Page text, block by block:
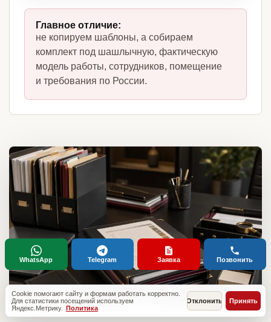
Главное отличие:
не копируем шаблоны, а собираем
комплект под шашлычную, фактическую
модель работы, сотрудников, помещение
и требования по России.
Cookie помогают сайту и формам работать корректно.
Для статистики посещений используем
Яндекс.Метрику. Политика
Отклонить Принять
WhatsApp Telegram Заявка Позвонить